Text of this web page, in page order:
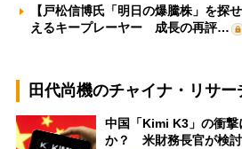
【戸松信博氏「明日の爆騰株」を探
えるキープレーヤー 成長の再評…
田代尚機のチャイナ・リサー
中国「Kimi K3」の衝撃
か？ 米財務長官が検討